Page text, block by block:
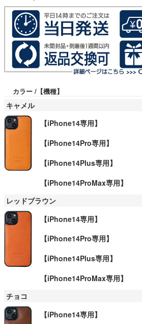
カラー 【機種】
キャメル
【iPhone14専用】
【iPhone14Pro専用】
【iPhone14Plus専用】
【iPhone14ProMax専用】
レッドブラウン
【iPhone14専用】
【iPhone14Pro専用】
【iPhone14Plus専用】
【iPhone14ProMax専用】
チョコ
【iPhone14専用】